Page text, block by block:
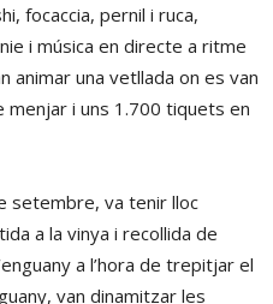
focaccia, pernil i ruca,
i música en directe a ritme
animar una vetllada on es van
i uns 1.700 tiquets en
setembre, va tenir lloc
a la vinya i recollida de
a l’hora de trepitjar el
van dinamitzar les